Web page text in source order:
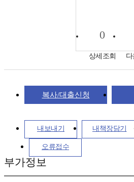
0
상세조회
복사/대출신청
내보내기 내책장담기
오류접수
부가정보